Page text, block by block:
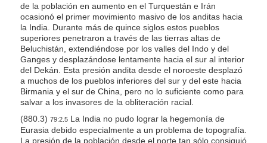
de la población en aumento en el Turquestán e Irán
ocasionó el primer movimiento masivo de los anditas hacia
la India. Durante más de quince siglos estos pueblos
superiores penetraron a través de las tierras altas de
Beluchistán, extendiéndose por los valles del Indo y del
Ganges y desplazándose lentamente hacia el sur al interior
del Dekán. Esta presión andita desde el noroeste desplazó
a muchos de los pueblos inferiores del sur y del este hacia
Birmania y el sur de China, pero no lo suficiente como para
salvar a los invasores de la obliteración racial.
(880.3) 79:2.5La India no pudo lograr la hegemonía de
Eurasia debido especialmente a un problema de topografía.
La presión de la población desde el norte tan sólo consiguió